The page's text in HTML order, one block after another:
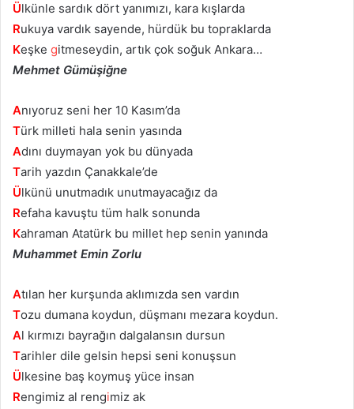
Ülkünle sardık dört yanımızı, kara kışlarda
Rukuya vardık sayende, hürdük bu topraklarda
Keşke gitmeseydin, artık çok soğuk Ankara…
Mehmet Gümüşiğne
Anıyoruz seni her 10 Kasım’da
Türk milleti hala senin yasında
Adını duymayan yok bu dünyada
Tarih yazdın Çanakkale’de
Ülkünü unutmadık unutmayacağız da
Refaha kavuştu tüm halk sonunda
Kahraman Atatürk bu millet hep senin yanında
Muhammet Emin Zorlu
Atılan her kurşunda aklımızda sen vardın
Tozu dumana koydun, düşmanı mezara koydun.
Al kırmızı bayrağın dalgalansın dursun
Tarihler dile gelsin hepsi seni konuşsun
Ülkesine baş koymuş yüce insan
Rengimiz al rengimiz ak